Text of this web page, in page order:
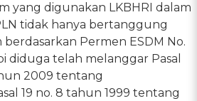
yang digunakan LKBHRI dalam
tidak hanya bertanggung
Permen ESDM No.
diduga telah melanggar Pasal
2009 tentang
19 no. 8 tahun 1999 tentang